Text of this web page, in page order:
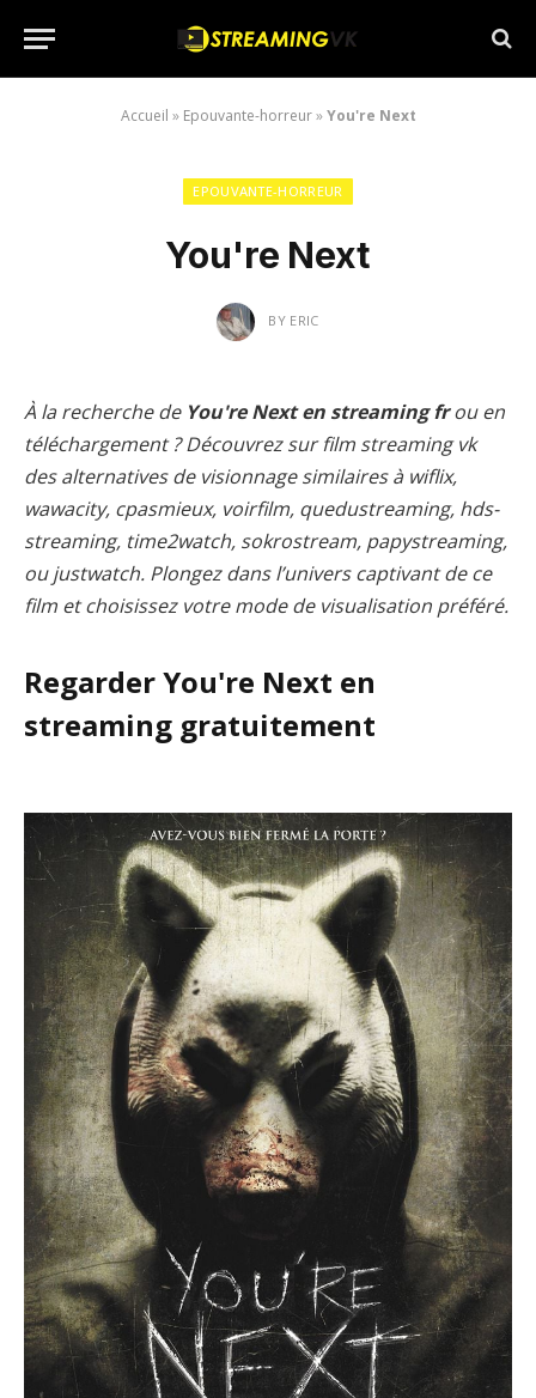
Accueil » Epouvante-horreur»You're Next
EPOUVANTE-HORREUR
You're Next
BY ERIC
À la recherche de You're Next en streaming frou en
téléchargement ? Découvrez sur film streaming vk
des alternatives de visionnage similaires à wiflix,
wawacity, cpasmieux, voirfilm, quedustreaming, hds-
streaming, time2watch, sokrostream, papystreaming,
ou justwatch. Plongez dans l’univers captivant de ce
film et choisissez votre mode de visualisation préféré.
Regarder You're Next en
streaming gratuitement